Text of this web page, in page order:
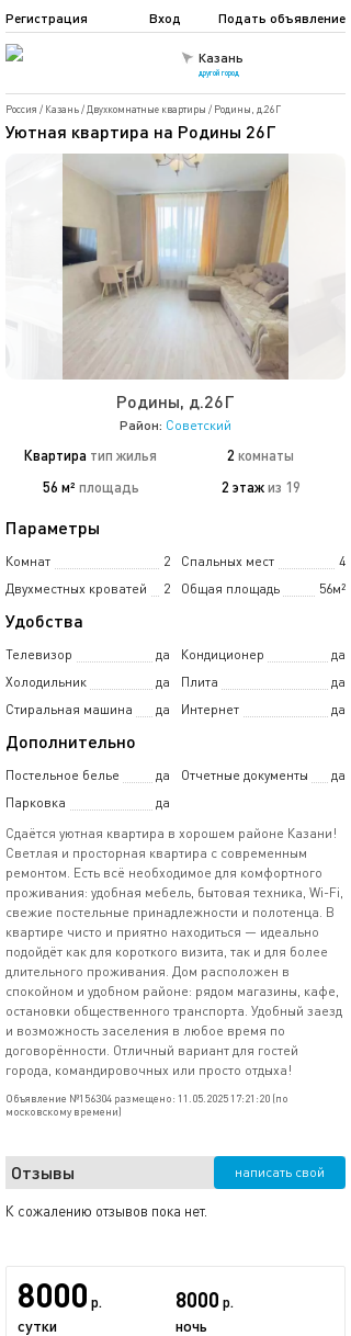
Казань
другой город
Подать объявление
Регистрация Вход
Россия / Казань/ Двухкомнатные квартиры / Родины, д.26Г
Уютная квартира на Родины 26Г
Родины, д.26Г
Район: Советский
Квартира тип жилья 2 комнаты
56 м² площадь 2 этаж из 19
Параметры
Комнат 2 Спальных мест
4
Двухместных кроватей
2 Общая площадь 56м²
Удобства
Телевизор да Кондиционер
да
Холодильник
да Плита
да
Стиральная машина
да Интернет да
Дополнительно
Постельное белье да Отчетные документы
да
Парковка
да
Сдаётся уютная квартира в хорошем районе Казани!
Светлая и просторная квартира с современным
ремонтом. Есть всё необходимое для комфортного
проживания: удобная мебель, бытовая техника, Wi-Fi,
свежие постельные принадлежности и полотенца. В
квартире чисто и приятно находиться — идеально
подойдёт как для короткого визита, так и для более
длительного проживания. Дом расположен в
спокойном и удобном районе: рядом магазины, кафе,
остановки общественного транспорта. Удобный заезд
и возможность заселения в любое время по
договорённости. Отличный вариант для гостей
города, командировочных или просто отдыха!
Объявление №156304 размещено: 11.05.2025 17:21:20 (по
московскому времени)
Отзывы написать свой
К сожалению отзывов пока нет.
8000 р.
сутки
8000 р.
ночь